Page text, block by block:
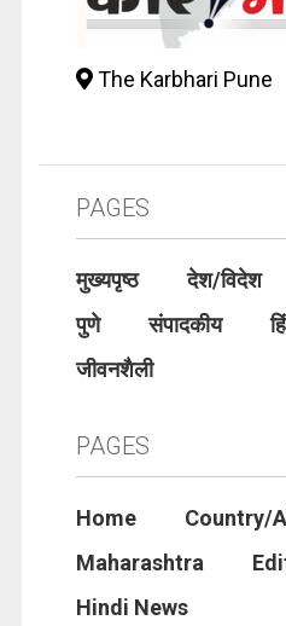
The Karbhari Pune
PAGES
मुख्यपृष्ठ देश/विदेश
पुणे
संपादकीय
जीवनशैली
PAGES
Home
Country/
Maharashtra
Hindi News